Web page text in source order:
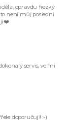
opravdu hezký
není můj poslední
servis, velmi
doporučuji! :-)